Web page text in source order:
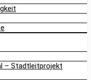
– Stadtleitprojekt